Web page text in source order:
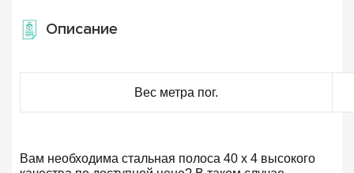
Описание
Вес метра пог.
Вам необходима стальная полоса 40 х 4 высокого